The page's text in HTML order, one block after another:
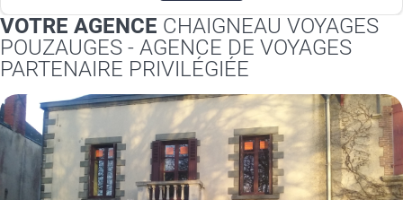
VOTRE AGENCE CHAIGNEAU VOYAGES
POUZAUGES - AGENCE DE VOYAGES
PARTENAIRE PRIVILÉGIÉE